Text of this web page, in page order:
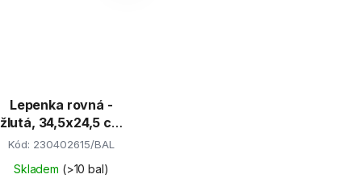
Lepenka rovná -
žlutá, 34,5x24,5 cm
(E-Welle)
Kód: 230402615/BAL
Skladem (>10 bal)